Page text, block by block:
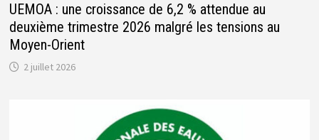
UEMOA : une croissance de 6,2 % attendue au
deuxième trimestre 2026 malgré les tensions au
Moyen-Orient
2 juillet 2026